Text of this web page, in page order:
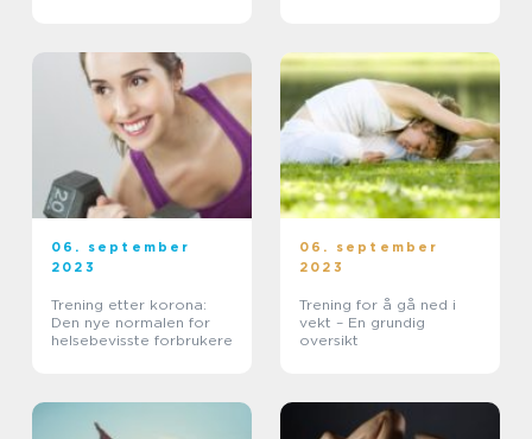
06. september
2023
Trening etter korona:
Den nye normalen for
helsebevisste forbrukere
06. september
2023
Trening for å gå ned i
vekt – En grundig
oversikt